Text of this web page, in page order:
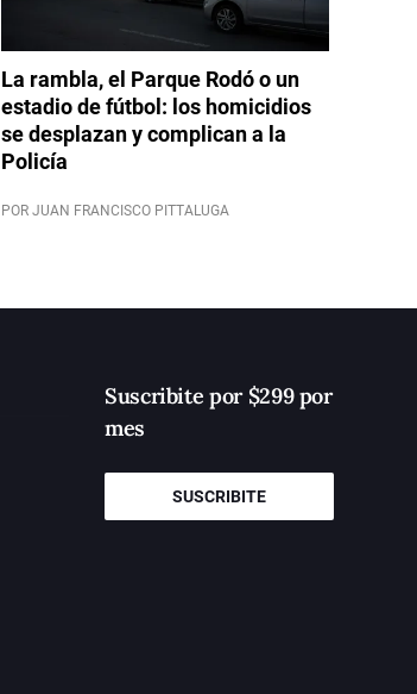
La rambla, el Parque Rodó o un
estadio de fútbol: los homicidios
se desplazan y complican a la
Policía
POR JUAN FRANCISCO PITTALUGA
Suscribite por $299 por
mes
SUSCRIBITE